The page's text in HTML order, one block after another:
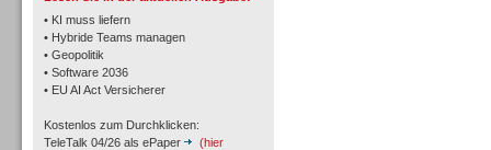
• KI muss liefern
• Hybride Teams managen
• Geopolitik
• Software 2036
• EU AI Act Versicherer
Kostenlos zum Durchklicken:
TeleTalk 04/26 als ePaper
(hier
Workforce-Management